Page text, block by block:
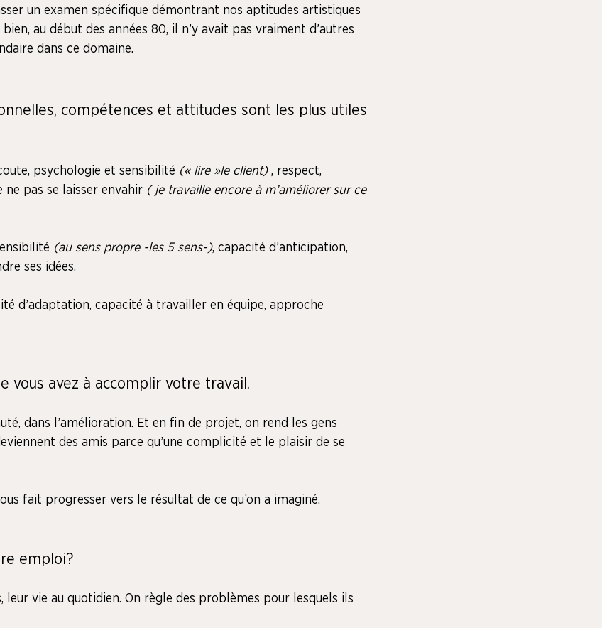
un examen spécifique démontrant nos aptitudes artistiques
au début des années 80, il n’y avait pas vraiment d’autres
dans ce domaine.
compétences et attitudes sont les plus utiles
psychologie et sensibilité (« lire »le client) , respect,
pas se laisser envahir ( je travaille encore à m’améliorer sur ce
(au sens propre -les 5 sens-), capacité d’anticipation,
ses idées.
d’adaptation, capacité à travailler en équipe, approche
vous avez à accomplir votre travail.
dans l’amélioration. Et en fin de projet, on rend les gens
des amis parce qu’une complicité et le plaisir de se
fait progresser vers le résultat de ce qu’on a imaginé.
emploi?
leur vie au quotidien. On règle des problèmes pour lesquels ils